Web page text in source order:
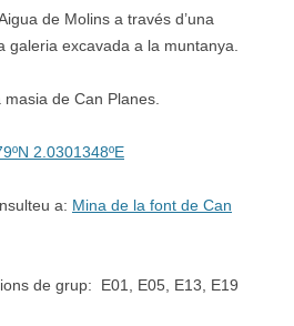
de Molins a través d’una
excavada a la muntanya.
de Can Planes.
2.0301348ºE
a: Mina de la font de Can
de grup: E01, E05, E13, E19